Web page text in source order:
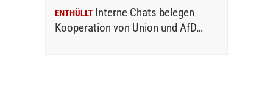
ENTHÜLLT Interne Chats belegen
Kooperation von Union und AfD…